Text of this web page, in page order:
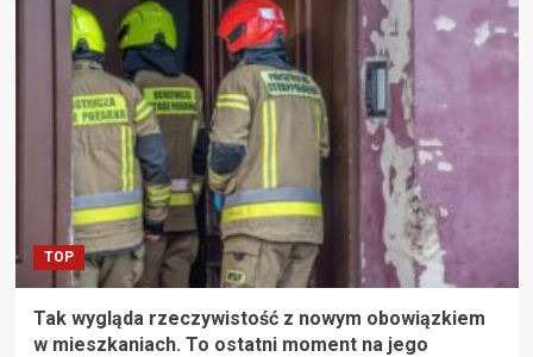
TOP
Tak wygląda rzeczywistość z nowym obowiązkiem
w mieszkaniach. To ostatni moment na jego